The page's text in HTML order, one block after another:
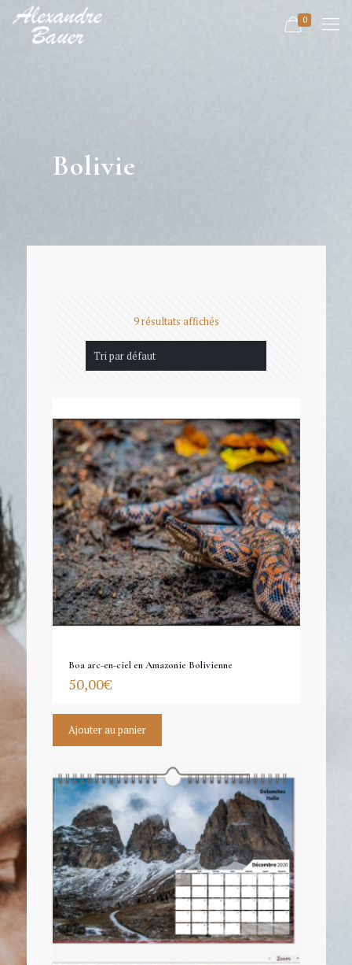
0
Bolivie
9 résultats affichés
Boa arc-en-ciel en Amazonie Bolivienne
50,00€
Ajouter au panier